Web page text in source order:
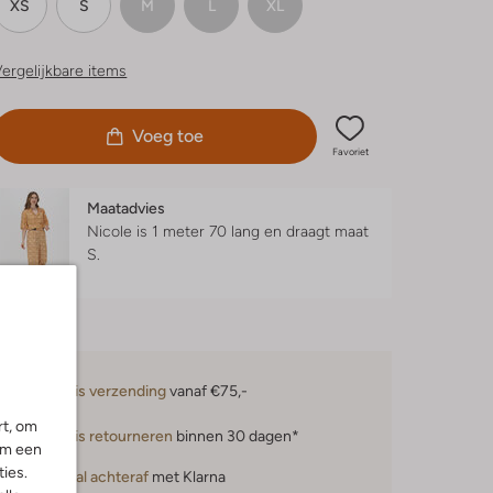
om
een
XS S M L XL
items
Voeg toe
Favoriet
Maatadvies
Nicole is 1 meter 70 lang en draagt maat
S.
Gratis verzendingvanaf €75,-
Gratis retourneren binnen 30 dagen*
Betaal achteraf met Klarna